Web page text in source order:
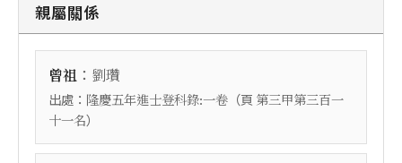
親屬關係
曾祖 ： 劉瓚
出處： 隆慶五年進士登科錄:一卷 （頁 第三甲第三百一
十一名）